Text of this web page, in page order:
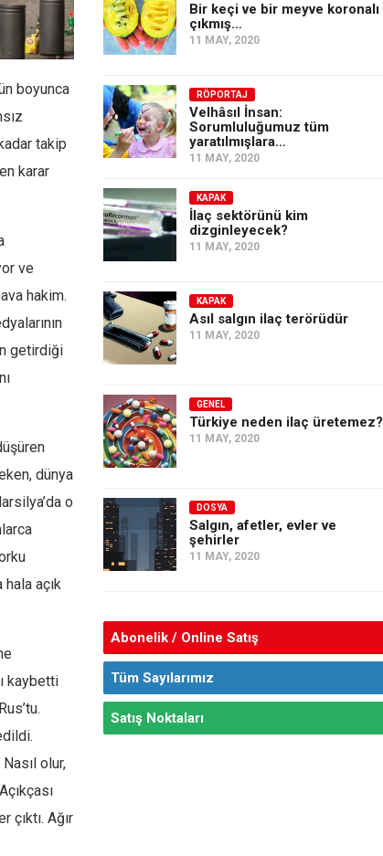
boyunca
takip
karar
ve
hakim.
getirdiği
dünya
o
açık
kaybetti
olur,
Ağır
Bir keçi ve bir meyve koronalı
çıkmış…
11 MAY, 2020
RÖPORTAJ
Velhâsıl İnsan:
Sorumluluğumuz tüm
yaratılmışlara…
11 MAY, 2020
KAPAK
İlaç sektörünü kim
dizginleyecek?
11 MAY, 2020
KAPAK
Asıl salgın ilaç terörüdür
11 MAY, 2020
GENEL
Türkiye neden ilaç üretemez?
11 MAY, 2020
DOSYA
Salgın, afetler, evler ve
şehirler
11 MAY, 2020
Abonelik / Online Satış
Tüm Sayılarımız
Satış Noktaları